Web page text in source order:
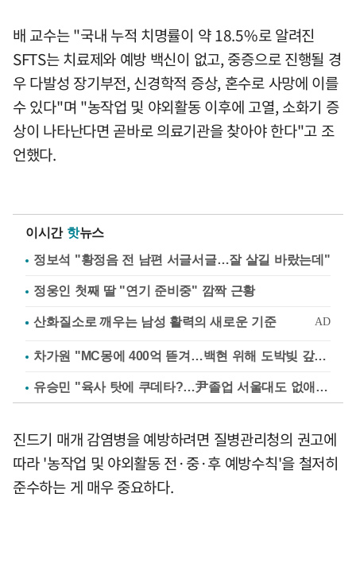
배 교수는 "국내 누적 치명률이 약 18.5%로 알려진
SFTS는 치료제와 예방 백신이 없고, 중증으로 진행될 경
우 다발성 장기부전, 신경학적 증상, 혼수로 사망에 이를
수 있다"며 "농작업 및 야외활동 이후에 고열, 소화기 증
상이 나타난다면 곧바로 의료기관을 찾아야 한다"고 조
언했다.
이시간 핫뉴스
정보석 "황정음 전 남편 서글서글…잘 살길 바랐는데"
정웅인 첫째 딸 "연기 준비중" 깜짝 근황
차가원 "MC몽에 400억 뜯겨…백현 위해 도박빚 갚아줘"
유승민 "육사 탓에 쿠데타?…尹졸업 서울대도 없애나"
진드기 매개 감염병을 예방하려면 질병관리청의 권고에
따라 '농작업 및 야외활동 전·중·후 예방수칙'을 철저히
준수하는 게 매우 중요하다.